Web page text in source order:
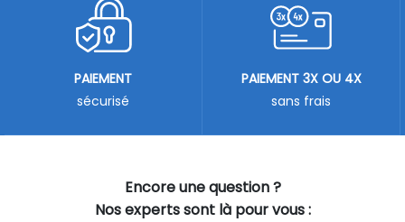
Encore une question ?
Nos experts sont là pour vous :
PAIEMENT
sécurisé
PAIEMENT 3X OU 4X
sans frais